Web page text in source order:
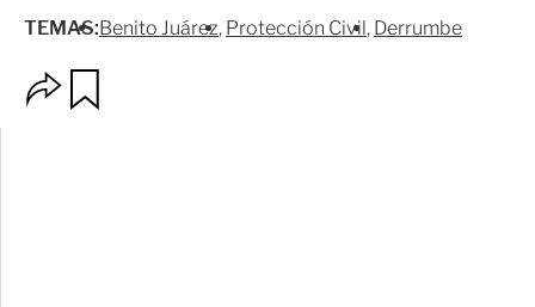
TEMAS:Benito Juárez Protección Civil Derrumbe
p